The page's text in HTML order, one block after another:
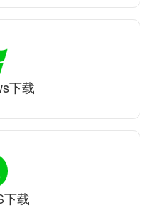
下载
下载